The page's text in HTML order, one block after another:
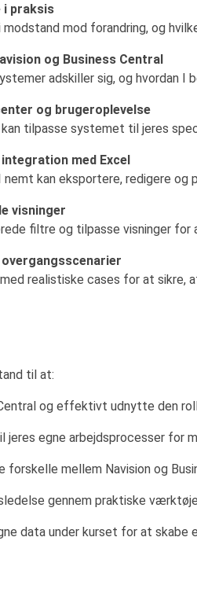
i praksis
modstand mod forandring, og
og Business Central
adskiller sig, og hvordan I
og brugeroplevelse
kan tilpasse systemet til jeres
med Excel
nemt kan eksportere, redigere
visninger
filtre og tilpasse visninger
realistiske cases for at sikre,
til at:
og effektivt udnytte den
jeres egne arbejdsprocesser for
mellem Navision og
gennem praktiske
data under kurset for at